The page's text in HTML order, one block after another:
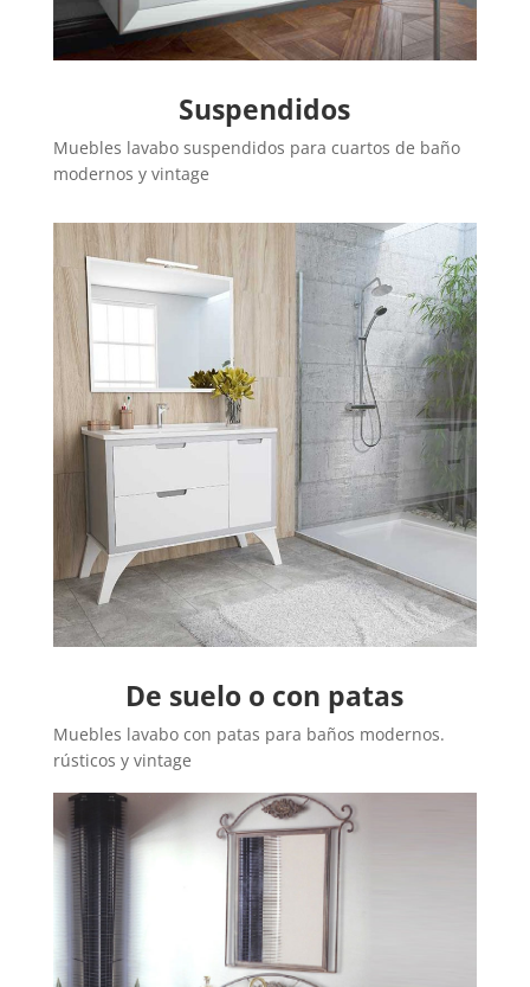
Suspendidos
Muebles lavabo suspendidos para cuartos de baño
modernos y vintage
De suelo o con patas
Muebles lavabo con patas para baños modernos.
rústicos y vintage